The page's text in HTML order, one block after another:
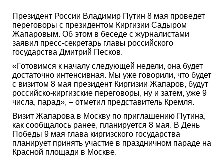
Президент России Владимир Путин 8 мая проведет
переговоры с президентом Киргизии Садыром
Жапаровым. Об этом в беседе с журналистами
заявил пресс-секретарь главы российского
государства Дмитрий Песков.
«Готовимся к началу следующей недели, она будет
достаточно интенсивная. Мы уже говорили, что будет
с визитом 8 мая президент Киргизии Жапаров, будут
российско-киргизские переговоры, ну и затем, уже 9
числа, парад», – отметил представитель Кремля.
Визит Жапарова в Москву по приглашению Путина,
как сообщалось ранее, планируется 8 мая. В День
Победы 9 мая глава киргизского государства
планирует принять участие в праздничном параде на
Красной площади в Москве.